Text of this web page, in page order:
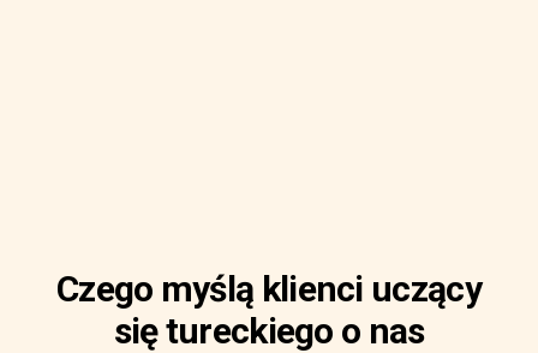
Czego myślą klienci uczący
się tureckiego o nas